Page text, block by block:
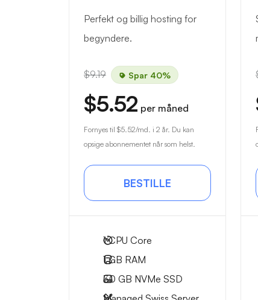
Perfekt og billig hosting for
begyndere.
$9.19 Spar 40%
$5.52 per måned
Fornyes til $5.52/md. i 2 år. Du kan
opsige abonnementet når som helst.
BESTILLE
1CPU Core
1 GB RAM
30 GB NVMe SSD